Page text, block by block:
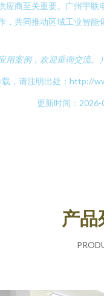
商至关重要。广州宇
共同推动区域工业智能
用案例，欢迎垂询交流。）
载，请注明出处：http://
更新时间：
产品